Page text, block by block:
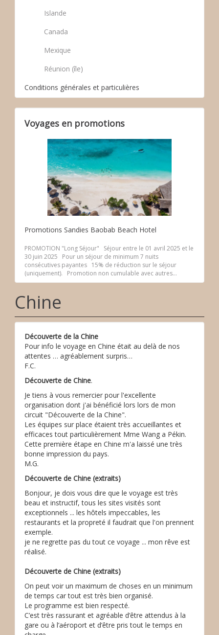
Islande
Canada
Mexique
Réunion (île)
Conditions générales et particulières
Voyages en promotions
Promotions Sandies Baobab Beach Hotel
PROMOTION "Long Séjour" Séjour entre le 01 avril 2025 et le
30 juin 2025 Pour un séjour de minimum 7 nuits
consécutives payantes 15% de réduction sur le séjour
(uniquement). Promotion non cumulable avec autres...
Chine
Découverte de la Chine
Pour info le voyage en Chine était au delà de nos
attentes … agréablement surpris…
F.C.
Découverte de Chine.
Je tiens à vous remercier pour l'excellente
organisation dont j'ai bénéficié lors lors de mon
circuit "Découverte de la Chine".
Les équipes sur place étaient très accueillantes et
efficaces tout particulièrement Mme Wang a Pékin.
Cette première étape en Chine m'a laissé une très
bonne impression du pays.
M.G.
Découverte de Chine (extraits)
Bonjour, je dois vous dire que le voyage est très
beau et instructif, tous les sites visités sont
exceptionnels ... les hôtels impeccables, les
restaurants et la propreté il faudrait que l'on prennent
exemple.
je ne regrette pas du tout ce voyage ... mon rêve est
réalisé.
Découverte de Chine (extraits)
On peut voir un maximum de choses en un minimum
de temps car tout est très bien organisé.
Le programme est bien respecté.
C’est très rassurant et agréable d’être attendus à la
gare ou à l’aéroport et d’être pris tout le temps en